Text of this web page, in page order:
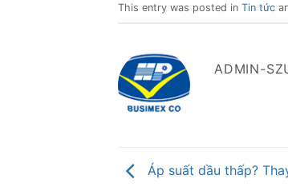
This entry was posted in Tin tức
ADMIN-
Áp suất dầu thấp?